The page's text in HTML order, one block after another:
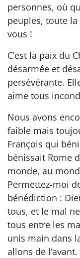
personnes, où
peuples, toute
vous !
C’est la paix du
désarmée et
persévérante.
aime tous
Nous avons
faible mais
François qui
bénissait Rome
monde, au
Permettez-moi
bénédiction :
tous, et le mal
tous entre les
unis main dans
allons de